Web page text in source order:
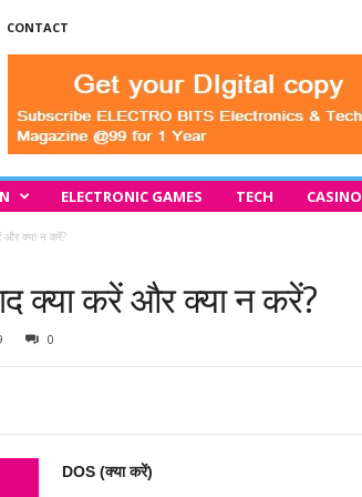
CONTACT
ELECTRONIC GAMES TECH CASINO
और क्या न करें?
क्या करें और क्या न करें?
0
DOS (क्या करें)